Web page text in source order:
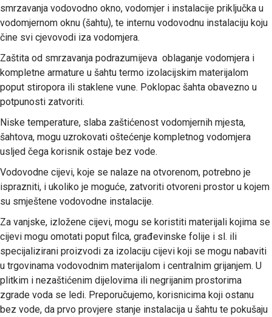
smrzavanja vodovodno okno, vodomjer i instalacije priključka u
vodomjernom oknu (šahtu), te internu vodovodnu instalaciju koju
čine svi cjevovodi iza vodomjera.
Zaštita od smrzavanja podrazumijeva oblaganje vodomjera i
kompletne armature u šahtu termo izolacijskim materijalom
poput stiropora ili staklene vune. Poklopac šahta obavezno u
potpunosti zatvoriti.
Niske temperature, slaba zaštićenost vodomjernih mjesta,
šahtova, mogu uzrokovati oštećenje kompletnog vodomjera
usljed čega korisnik ostaje bez vode.
Vodovodne cijevi, koje se nalaze na otvorenom, potrebno je
isprazniti, i ukoliko je moguće, zatvoriti otvoreni prostor u kojem
su smještene vodovodne instalacije.
Za vanjske, izložene cijevi, mogu se koristiti materijali kojima se
cijevi mogu omotati poput filca, građevinske folije i sl. ili
specijalizirani proizvodi za izolaciju cijevi koji se mogu nabaviti
u trgovinama vodovodnim materijalom i centralnim grijanjem. U
plitkim i nezaštićenim dijelovima ili negrijanim prostorima
zgrade voda se ledi. Preporučujemo, korisnicima koji ostanu
bez vode, da prvo provjere stanje instalacija u šahtu te pokušaju